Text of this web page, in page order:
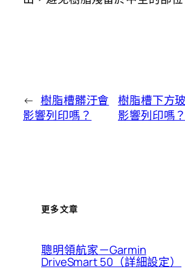
← 樹脂槽髒汙會
影響列印嗎？
樹脂槽下方
影響列印嗎？
更多文章
聰明領航家－Garmin
DriveSmart 50（詳細設定）